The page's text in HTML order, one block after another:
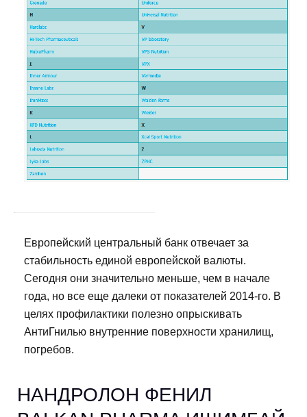
Европейский центральный банк отвечает за
стабильность единой европейской валюты.
Сегодня они значительно меньше, чем в начале
года, но все еще далеки от показателей 2014-го. В
целях профилактики полезно опрыскивать
АнтиГнилью внутренние поверхности хранилищ,
погребов.
НАНДРОЛОН ФЕНИЛ